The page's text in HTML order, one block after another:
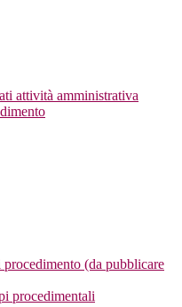
attività amministrativa
(da pubblicare
procedimentali